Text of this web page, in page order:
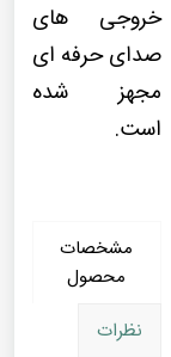
خروجی های
صدای حرفه ای
مجهز شده
است.
مشخصات
محصول
نظرات